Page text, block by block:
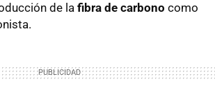
de la fibra de carbono como